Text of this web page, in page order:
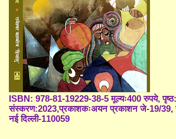
ISBN: 978-81-19229-38-5 मूल्यः400 रुपये,
संस्करण:2023,प्रकाशकःअयन प्रकाशन जे-19/39,
नई दिल्ली-110059